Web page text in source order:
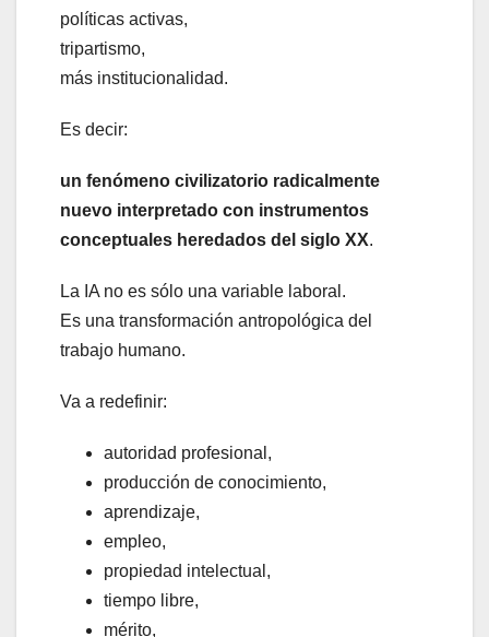
políticas activas,
tripartismo,
más institucionalidad.
Es decir:
un fenómeno civilizatorio radicalmente
nuevo interpretado con instrumentos
conceptuales heredados del siglo XX.
La IA no es sólo una variable laboral.
Es una transformación antropológica del
trabajo humano.
Va a redefinir:
autoridad profesional,
producción de conocimiento,
aprendizaje,
empleo,
propiedad intelectual,
tiempo libre,
mérito,